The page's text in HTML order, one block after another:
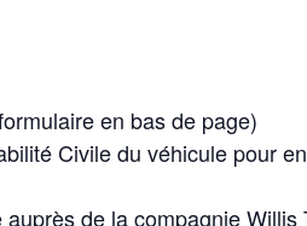
en bas de page)
Civile du véhicule pour
de la compagnie